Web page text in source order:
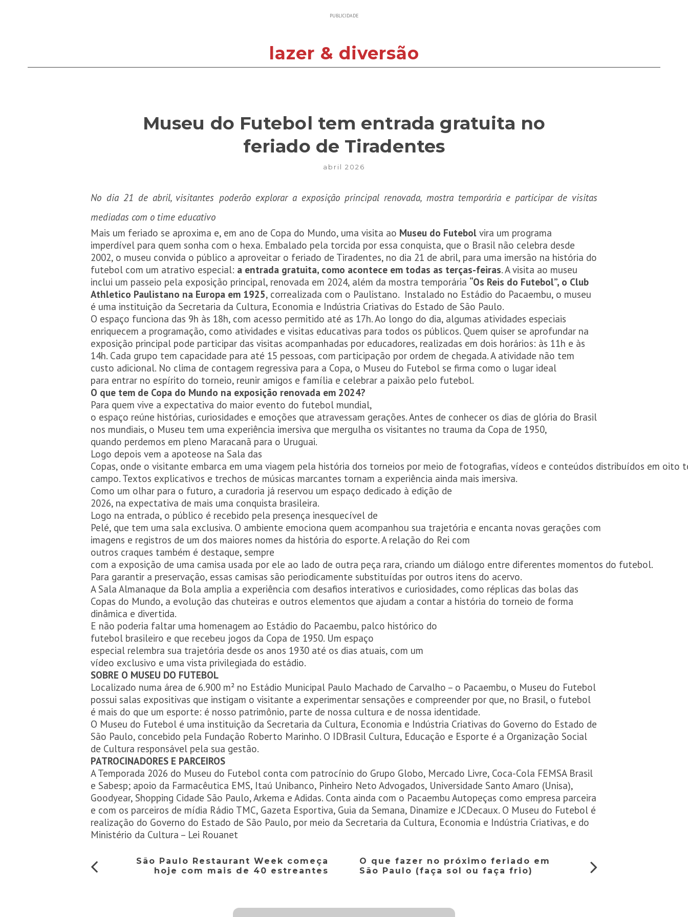
PUBLICIDADE
lazer & diversão
Museu do Futebol tem entrada gratuita no
feriado de Tiradentes
abril 2026
No dia 21 de abril, visitantes poderão explorar a exposição principal renovada, mostra temporária e participar de visitas
mediadas com o time educativo
Mais um feriado se aproxima e, em ano de Copa do Mundo, uma visita ao Museu do Futebol vira um programa
imperdível para quem sonha com o hexa. Embalado pela torcida por essa conquista, que o Brasil não celebra desde
2002, o museu convida o público a aproveitar o feriado de Tiradentes, no dia 21 de abril, para uma imersão na história do
futebol com um atrativo especial: a entrada gratuita, como acontece em todas as terças-feiras. A visita ao museu
inclui um passeio pela exposição principal, renovada em 2024, além da mostra temporária “Os Reis do Futebol”, o Club
Athletico Paulistano na Europa em 1925, correalizada com o Paulistano. Instalado no Estádio do Pacaembu, o museu
é uma instituição da Secretaria da Cultura, Economia e Indústria Criativas do Estado de São Paulo.
O espaço funciona das 9h às 18h, com acesso permitido até as 17h. Ao longo do dia, algumas atividades especiais
enriquecem a programação, como atividades e visitas educativas para todos os públicos. Quem quiser se aprofundar na
exposição principal pode participar das visitas acompanhadas por educadores, realizadas em dois horários: às 11h e às
14h. Cada grupo tem capacidade para até 15 pessoas, com participação por ordem de chegada. A atividade não tem
custo adicional. No clima de contagem regressiva para a Copa, o Museu do Futebol se firma como o lugar ideal
para entrar no espírito do torneio, reunir amigos e família e celebrar a paixão pelo futebol.
O que tem de Copa do Mundo na exposição renovada em 2024?
Para quem vive a expectativa do maior evento do futebol mundial,
o espaço reúne histórias, curiosidades e emoções que atravessam gerações. Antes de conhecer os dias de glória do Brasil
nos mundiais, o Museu tem uma experiência imersiva que mergulha os visitantes no trauma da Copa de 1950,
quando perdemos em pleno Maracanã para o Uruguai.
Logo depois vem a apoteose na Sala das
Copas, onde o visitante embarca em uma viagem pela história dos torneios por meio de fotografias, vídeos e conteúdos distribuídos em
campo. Textos explicativos e trechos de músicas marcantes tornam a experiência ainda mais imersiva.
Como um olhar para o futuro, a curadoria já reservou um espaço dedicado à edição de
2026, na expectativa de mais uma conquista brasileira.
Logo na entrada, o público é recebido pela presença inesquecível de
Pelé, que tem uma sala exclusiva. O ambiente emociona quem acompanhou sua trajetória e encanta novas gerações com
imagens e registros de um dos maiores nomes da história do esporte. A relação do Rei com
outros craques também é destaque, sempre
com a exposição de uma camisa usada por ele ao lado de outra peça rara, criando um diálogo entre diferentes momentos do futebol.
Para garantir a preservação, essas camisas são periodicamente substituídas por outros itens do acervo.
A Sala Almanaque da Bola amplia a experiência com desafios interativos e curiosidades, como réplicas das bolas das
Copas do Mundo, a evolução das chuteiras e outros elementos que ajudam a contar a história do torneio de forma
dinâmica e divertida.
E não poderia faltar uma homenagem ao Estádio do Pacaembu, palco histórico do
futebol brasileiro e que recebeu jogos da Copa de 1950. Um espaço
especial relembra sua trajetória desde os anos 1930 até os dias atuais, com um
vídeo exclusivo e uma vista privilegiada do estádio.
SOBRE O MUSEU DO FUTEBOL
Localizado numa área de 6.900 m² no Estádio Municipal Paulo Machado de Carvalho – o Pacaembu, o Museu do Futebol
possui salas expositivas que instigam o visitante a experimentar sensações e compreender por que, no Brasil, o futebol
é mais do que um esporte: é nosso patrimônio, parte de nossa cultura e de nossa identidade.
O Museu do Futebol é uma instituição da Secretaria da Cultura, Economia e Indústria Criativas do Governo do Estado de
São Paulo, concebido pela Fundação Roberto Marinho. O IDBrasil Cultura, Educação e Esporte é a Organização Social
de Cultura responsável pela sua gestão.
PATROCINADORES E PARCEIROS
A Temporada 2026 do Museu do Futebol conta com patrocínio do Grupo Globo, Mercado Livre, Coca-Cola FEMSA Brasil
e Sabesp; apoio da Farmacêutica EMS, Itaú Unibanco, Pinheiro Neto Advogados, Universidade Santo Amaro (Unisa),
Goodyear, Shopping Cidade São Paulo, Arkema e Adidas. Conta ainda com o Pacaembu Autopeças como empresa parceira
e com os parceiros de mídia Rádio TMC, Gazeta Esportiva, Guia da Semana, Dinamize e JCDecaux. O Museu do Futebol é
realização do Governo do Estado de São Paulo, por meio da Secretaria da Cultura, Economia e Indústria Criativas, e do
Ministério da Cultura – Lei Rouanet
São Paulo Restaurant Week começa
hoje com mais de 40 estreantes
O que fazer no próximo feriado em
São Paulo (faça sol ou faça frio)